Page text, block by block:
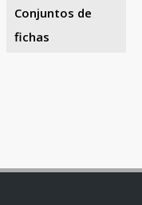
Conjuntos de
fichas